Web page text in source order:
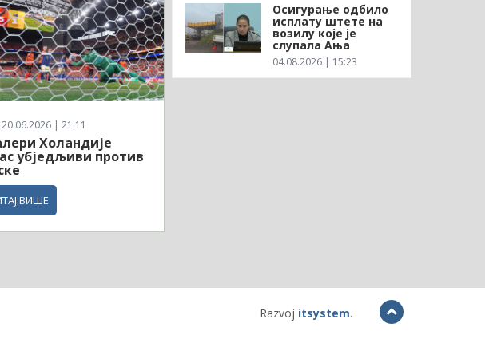
| 21:11
Холандије
убједљиви против
ВИШЕ
Осигурање одбило
исплату штете на
возилу које је
слупала Ања
04.08.2026 | 15:23
Razvoj itsystem.